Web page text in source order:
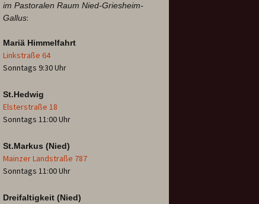
im Pastoralen Raum Nied-Griesheim-
Gallus:
Mariä Himmelfahrt
Linkstraße 64
Sonntags 9:30 Uhr
St.Hedwig
Elsterstraße 18
Sonntags 11:00 Uhr
St.Markus (Nied)
Mainzer Landstraße 787
Sonntags 11:00 Uhr
Dreifaltigkeit (Nied)